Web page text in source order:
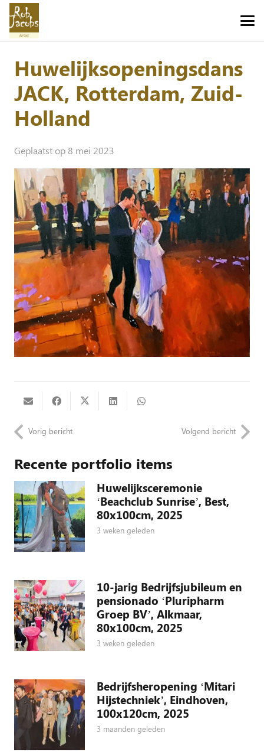
Huwelijksopeningsdans
JACK, Rotterdam, Zuid-
Holland
Geplaatst op 8 mei 2023
Vorig bericht Volgend bericht
Recente portfolio items
Huwelijksceremonie
‘Beachclub Sunrise’, Best,
80x100cm, 2025
3 weken geleden
10-jarig Bedrijfsjubileum en
pensionado ‘Pluripharm
Groep BV’, Alkmaar,
80x100cm, 2025
3 weken geleden
Bedrijfsheropening ‘Mitari
Hijstechniek’, Eindhoven,
100x120cm, 2025
3 maanden geleden